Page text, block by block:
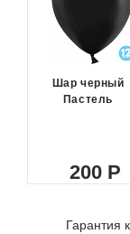
Шар черный
Пастель
200
Гарантия